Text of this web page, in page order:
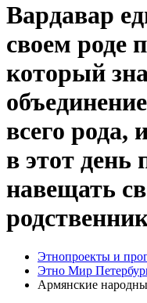
Вардавар
своем роде
который
всего рода,
в этот день
навещать
Этнопроекты и
Этно Мир
Армянские